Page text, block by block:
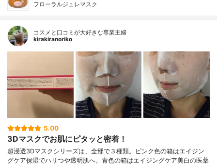
フローラルジュレマスク
コスメと口コミが大好きな専業主婦
kirakiranoriko
5.00
3Dマスクでお肌にピタッと密着！
超浸透3Dマスクシリーズは、全部で３種類。ピンク色の箱はエイジン
グケア保湿でハリつや透明肌へ。青色の箱はエイジングケア美白の医薬